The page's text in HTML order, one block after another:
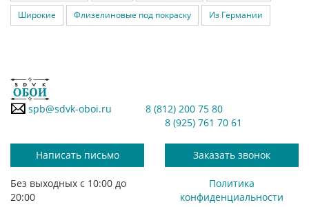
Широкие Флизелиновые под покраску Из Германии
spb@sdvk-oboi.ru
8 (812) 200 75 80
8 (925) 761 70 61
Написать письмо Заказать звонок
Без выходных с 10:00 до
20:00
Политика
конфиденциальности